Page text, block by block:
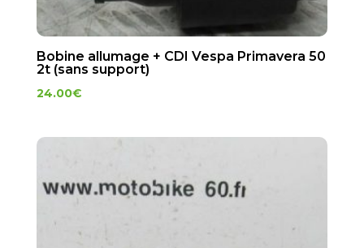
Bobine allumage + CDI Vespa Primavera 50
2t (sans support)
24.00€